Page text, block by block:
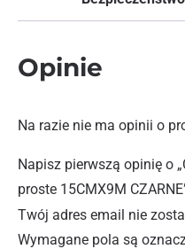
Opinie
Na razie nie ma opinii o
Napisz pierwszą opinię o
proste 15CMX9M
Twój adres email nie
Wymagane pola są